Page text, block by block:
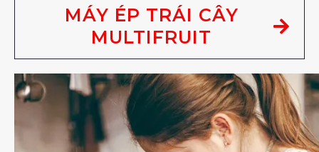
MÁY ÉP TRÁI CÂY
MULTIFRUIT